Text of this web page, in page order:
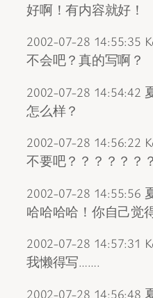
好啊！有内容就好！
2002-07-28 14:55:35
不会吧？真的写啊？
2002-07-28 14:54:42
怎么样？
2002-07-28 14:56:22
不要吧？？？？？？
2002-07-28 14:55:56
哈哈哈哈！你自己觉
2002-07-28 14:57:31
我懒得写…….
2002-07-28 14:56:48